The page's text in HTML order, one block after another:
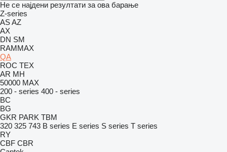
Не се најдени резултати за ова барање
Z-series
ASAZ
AX
DN SM
RAMMAX
QA
ROC TEX
AR MH
50000 MAX
200 - series 400 - series
BC
BG
GKR PARK TBM
320 325 743 B series E series S series T series
RY
CBF CBR